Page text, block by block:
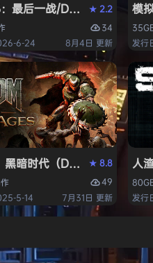
：最后一战/DEAD OR
★ 2.2
34
6-24
8月4日 更新
模
发行
黑暗时代（DOOM: The
★ 8.8
49
5-14
7月31日 更新
人
发行